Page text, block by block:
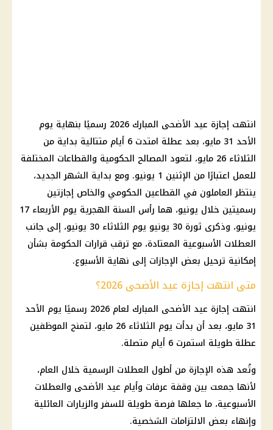
انتهت إجازة عيد الأضحى المبارك 2026 رسميًا بنهاية يوم
الأحد 31 مايو، بعد عطلة امتدت 6 أيام متتالية بداية من
الثلاثاء 26 مايو، لتعود المصالح الحكومية والقطاعات المختلفة
للعمل اعتبارًا من الإثنين 1 يونيو. ومع بداية الشهر الجديد،
ينتظر العاملون في القطاعين الحكومي والخاص إجازتين
رسميتين خلال يونيو، هما رأس السنة الهجرية يوم الأربعاء 17
يونيو، وذكرى ثورة 30 يونيو يوم الثلاثاء 30 يونيو، إلى جانب
العطلات الأسبوعية المعتادة، مع ترقب قرارات الحكومة بشأن
إمكانية ترحيل بعض الإجازات إلى نهاية الأسبوع.
متى انتهت إجازة عيد الأضحى 2026؟
انتهت إجازة عيد الأضحى المبارك لعام 2026 رسميًا يوم الأحد
31 مايو، بعد أن بدأت يوم الثلاثاء 26 مايو، لتمنح الموظفين
عطلة طويلة استمرت 6 أيام متصلة.
وتُعد هذه الإجازة من أطول العطلات الرسمية خلال العام،
لأنها جمعت بين وقفة عرفات وأيام عيد الأضحى والعطلات
الأسبوعية، ما جعلها فرصة طويلة للسفر والزيارات العائلية
وإنهاء بعض الالتزامات الشخصية.